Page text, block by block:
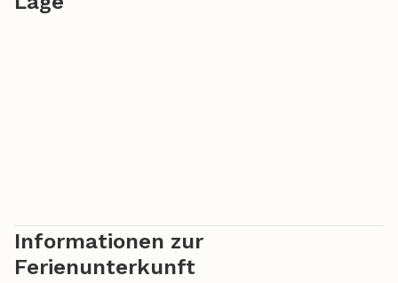
Informationen zur
Ferienunterkunft